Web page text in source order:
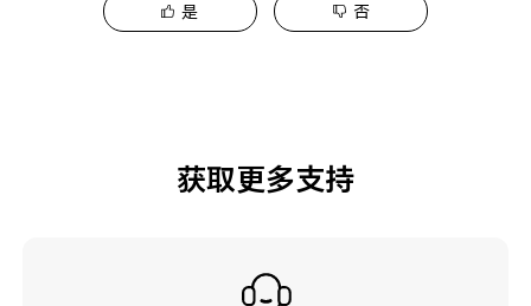
是 否
获取更多支持